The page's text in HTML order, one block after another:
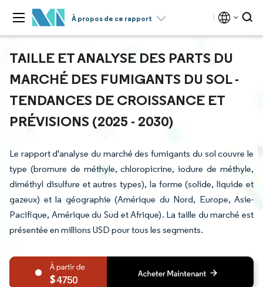
À propos de ce rapport
TAILLE ET ANALYSE DES PARTS DU
MARCHÉ DES FUMIGANTS DU SOL -
TENDANCES DE CROISSANCE ET
PRÉVISIONS (2025 - 2030)
Le rapport d'analyse du marché des fumigants du sol couvre le
type (bromure de méthyle, chloropicrine, iodure de méthyle,
diméthyl disulfure et autres types), la forme (solide, liquide et
gazeux) et la géographie (Amérique du Nord, Europe, Asie-
Pacifique, Amérique du Sud et Afrique). La taille du marché est
présentée en millions USD pour tous les segments.
4750